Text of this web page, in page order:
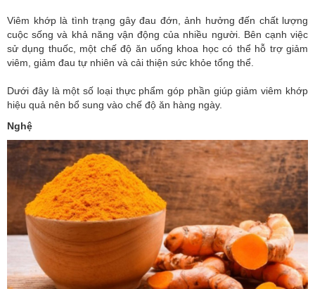
Viêm khớp là tình trạng gây đau đớn, ảnh hưởng đến chất lượng
cuộc sống và khả năng vận động của nhiều người. Bên cạnh việc
sử dụng thuốc, một chế độ ăn uống khoa học có thể hỗ trợ giảm
viêm, giảm đau tự nhiên và cải thiện sức khỏe tổng thể.
Dưới đây là một số loại thực phẩm góp phần giúp giảm viêm khớp
hiệu quả nên bổ sung vào chế độ ăn hàng ngày.
Nghệ